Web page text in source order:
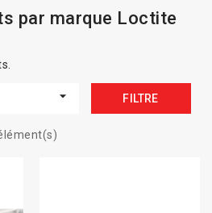
par marque Loctite
 FILTRE